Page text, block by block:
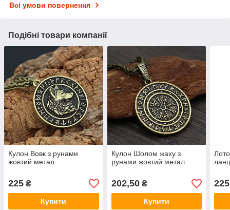
Всі умови повернення
Подібні товари компанії
Кулон Вовк з рунами
жовтий метал
225 ₴
Купити
Кулон Шолом жаху з
рунами жовтий метал
202,50₴
Купити
225